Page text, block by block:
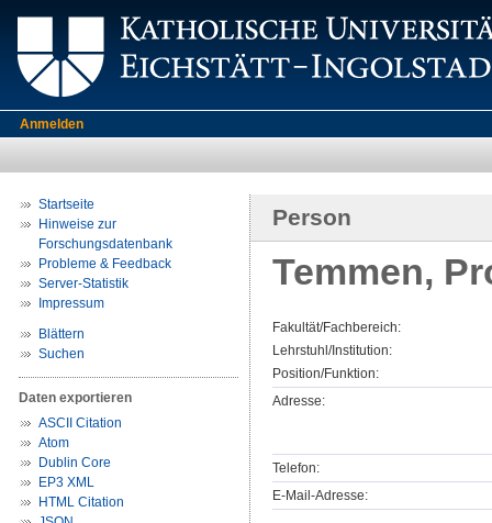
Anmelden
Startseite
Hinweise zur
Forschungsdatenbank
Probleme & Feedback
Server-Statistik
Impressum
Blättern
Suchen
Daten exportieren
ASCII Citation
Atom
Dublin Core
EP3 XML
HTML Citation
Person
Temmen,
Fakultät/Fachbereich:
Lehrstuhl/Institution:
Position/Funktion:
Adresse:
Telefon:
E-Mail-Adresse: